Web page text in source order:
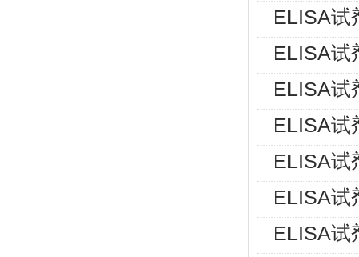
ELISA试
ELISA试
ELISA试
ELISA试
ELISA试
ELISA试
ELISA试